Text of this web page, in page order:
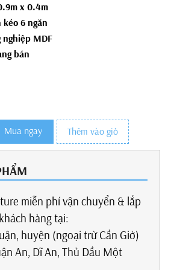
x 0.4m
kéo 6 ngăn
nghiệp MDF
bán
Mua ngay Thêm vào giỏ
miễn phí vận chuyển & lắp
hàng tại:
huyện (ngoại trừ Cần Giờ)
An, Dĩ An, Thủ Dầu Một